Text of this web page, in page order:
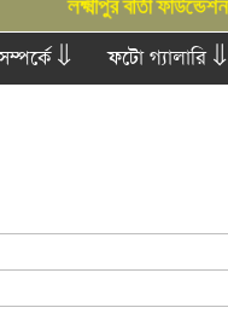
⇓ ফটো গ্যালারি ⇓